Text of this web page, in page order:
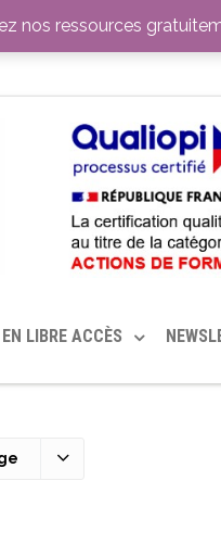
FRANCE OUTILS
LIBRE ACCÈS
nos ressources